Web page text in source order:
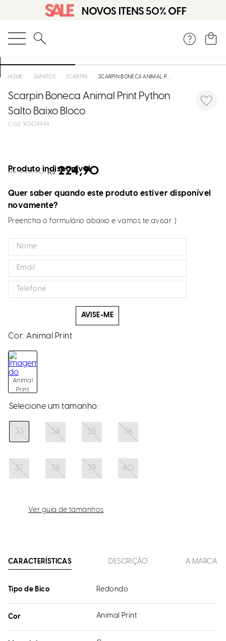
O que você está procurando?
SAPATOS SCARPIN SCARPIN BONECA ANIMAL PRINT PYTHON SALTO BAIXO BLOCO
Scarpin Boneca Animal Print Python
Salto Baixo Bloco
: 9004944
R$ 449,90 R$ 224,90
Produto indisponível
Quer saber quando este produto estiver disponível
novamente?
Preencha o formulário abaixo e vamos te avisar :)
AVISE-ME
Cor:Animal Print
Animal
Print
33 34 35 36
37 38 39 40
Ver guia de tamanhos
CARACTERÍSTICAS DESCRIÇÃO A MARCA
Tipo de Bico Redondo
Cor Animal Print